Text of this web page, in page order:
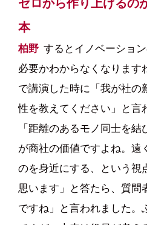
本
柏野 するとイノベーショ
必要かわからなくなります
で講演した時に「我が社の
性を教えてください」と言
「距離のあるモノ同士を結
が商社の価値ですよね。遠
のを身近にする、という視
思います」と答たら、質問
ですね」と言われました。